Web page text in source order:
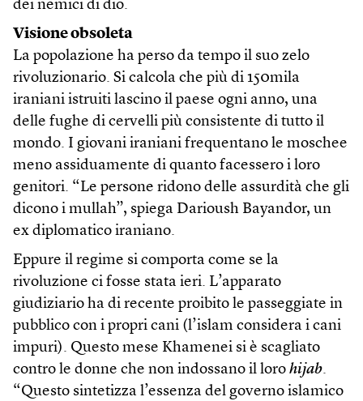
dei nemici di dio.
Visione obsoleta
La popolazione ha perso da tempo il suo zelo
rivoluzionario. Si calcola che più di 150mila
iraniani istruiti lascino il paese ogni anno, una
delle fughe di cervelli più consistente di tutto il
mondo. I giovani iraniani frequentano le moschee
meno assiduamente di quanto facessero i loro
genitori. “Le persone ridono delle assurdità che gli
dicono i mullah”, spiega Darioush Bayandor, un
ex diplomatico iraniano.
Eppure il regime si comporta come se la
rivoluzione ci fosse stata ieri. L’apparato
giudiziario ha di recente proibito le passeggiate in
pubblico con i propri cani (l’islam considera i cani
impuri). Questo mese Khamenei si è scagliato
contro le donne che non indossano il loro hijab.
“Questo sintetizza l’essenza del governo islamico